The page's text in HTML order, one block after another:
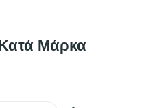
Μάρκα